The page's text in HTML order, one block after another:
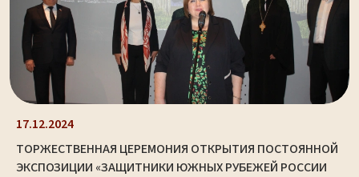
17.12.2024
ТОРЖЕСТВЕННАЯ ЦЕРЕМОНИЯ ОТКРЫТИЯ ПОСТОЯННОЙ
ЭКСПОЗИЦИИ «ЗАЩИТНИКИ ЮЖНЫХ РУБЕЖЕЙ РОССИИ